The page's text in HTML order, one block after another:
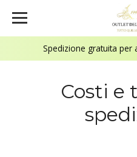
Spedizione gratuita per
Costi e